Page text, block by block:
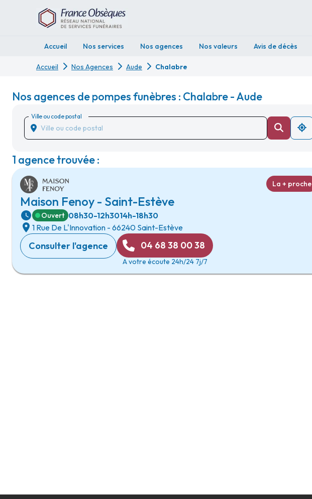
Accueil Nos services Nos agences Nos valeurs Avis de décès
Accueil Nos Agences Aude Chalabre
Nos agences de pompes funèbres : Chalabre - Aude
Ville ou code postal
1 agence trouvée :
Maison Fenoy - Saint-Estève
La + proche
Ouvert 08h30-12h3014h-18h30
1 Rue De L'Innovation - 66240 Saint-Estève
Consulter l'agence 04 68 38 00 38
A votre écoute 24h/24 7j/7